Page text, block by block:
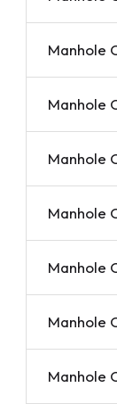
Manhole
Manhole
Manhole
Manhole
Manhole
Manhole
Manhole